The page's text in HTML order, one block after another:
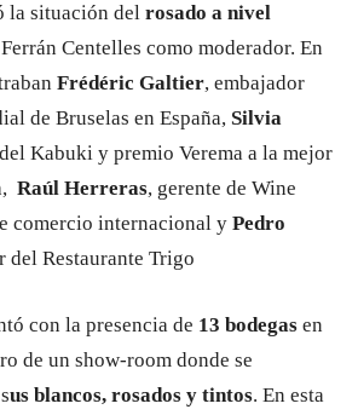
la situación del rosado a nivel
Centelles como moderador. En
Frédéric Galtier, embajador
de Bruselas en España, Silvia
Kabuki y premio Verema a la mejor
Raúl Herreras, gerente de Wine
comercio internacional y Pedro
del Restaurante Trigo
con la presencia de 13 bodegas en
de un show-room donde se
us blancos, rosados y tintos. En esta